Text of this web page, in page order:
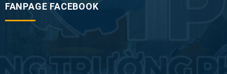
FANPAGE FACEBOOK